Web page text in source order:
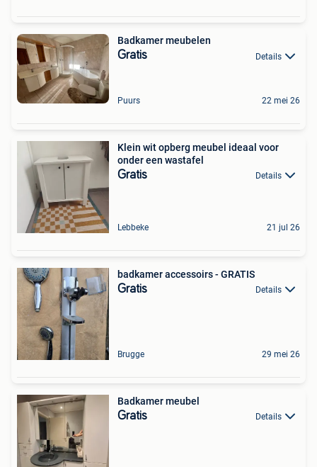
Badkamer meubelen
Gratis Details
Puurs 22 mei 26
Klein wit opberg meubel ideaal voor
onder een wastafel
Gratis Details
Lebbeke 21 jul 26
badkamer accessoirs - GRATIS
Gratis Details
Brugge 29 mei 26
Badkamer meubel
Gratis Details